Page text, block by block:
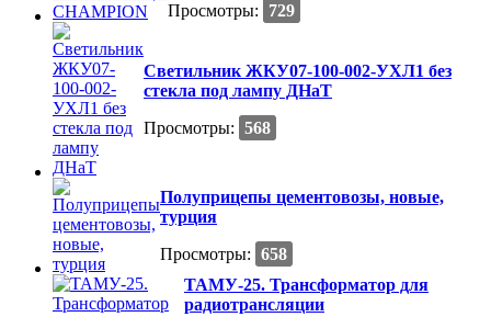
Просмотры:
729
Светильник ЖКУ07-100-002-УХЛ1 без
стекла под лампу ДНаТ
Просмотры: 568
Полуприцепы цементовозы, новые,
турция
Просмотры: 658
ТАМУ-25. Трансформатор для
радиотрансляции